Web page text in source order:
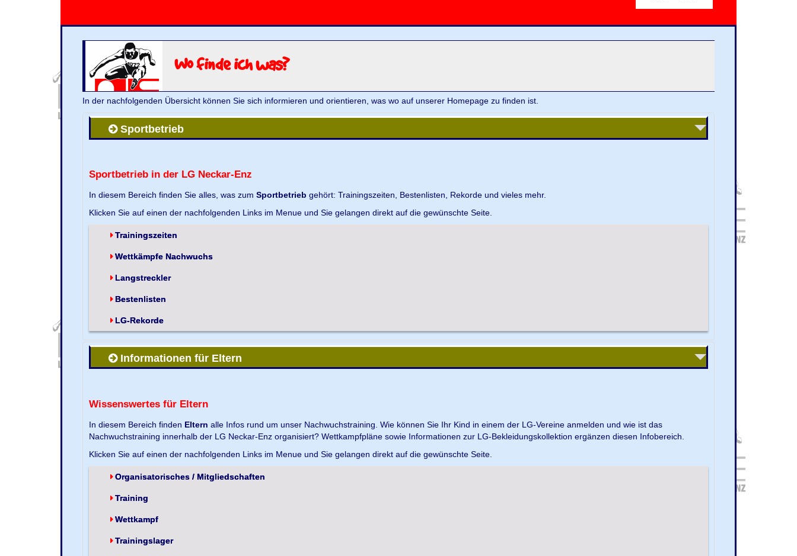
Wo finde ich was?
In der nachfolgenden Übersicht können Sie sich informieren und orientieren, was wo auf unserer Homepage zu finden ist.
Sportbetrieb
Sportbetrieb in der LG Neckar-Enz
In diesem Bereich finden Sie alles, was zumSportbetrieb gehört: Trainingszeiten, Bestenlisten, Rekorde und vieles mehr.
Klicken Sie auf einen der nachfolgenden Links im Menue und Sie gelangen direkt auf die gewünschte Seite.
Trainingszeiten
Wettkämpfe Nachwuchs
Langstreckler
Bestenlisten
LG-Rekorde
Informationen für Eltern
Wissenswertes für Eltern
In diesem Bereich finden Eltern alle Infos rund um unser Nachwuchstraining. Wie können Sie Ihr Kind in einem der LG-Vereine anmelden und wie ist das
Nachwuchstraining innerhalb der LG Neckar-Enz organisiert? Wettkampfpläne sowie Informationen zur LG-Bekleidungskollektion ergänzen diesen Infobereich.
Klicken Sie auf einen der nachfolgenden Links im Menue und Sie gelangen direkt auf die gewünschte Seite.
Organisatorisches / Mitgliedschaften
Training
Wettkampf
Trainingslager